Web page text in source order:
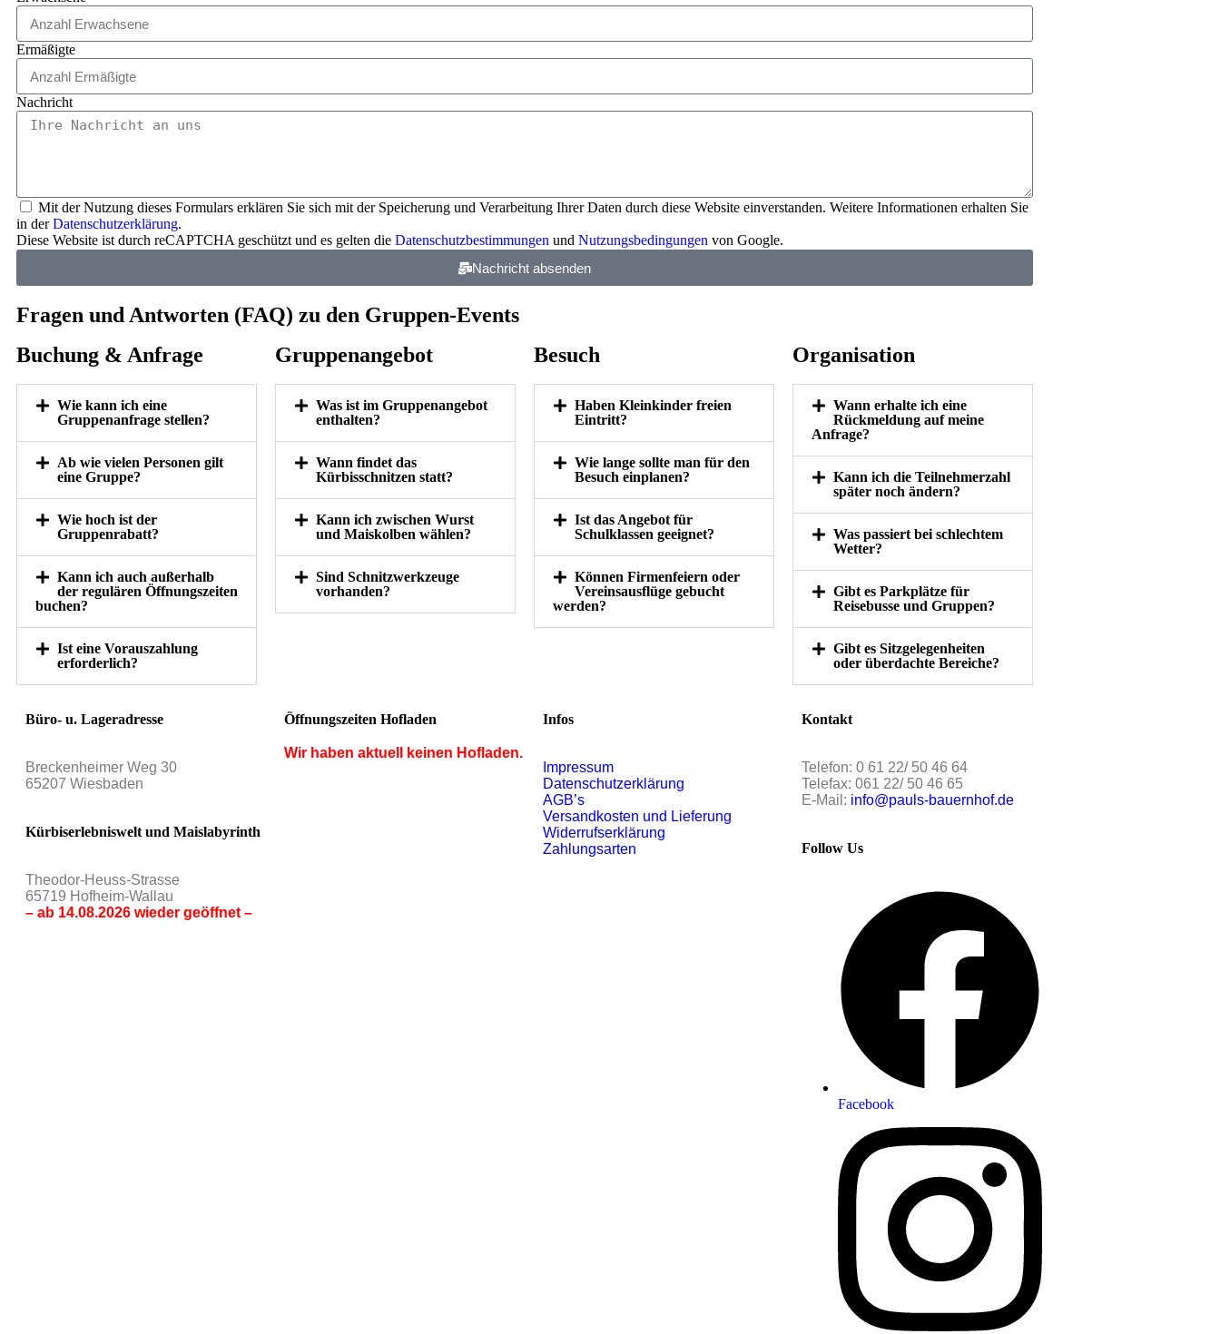
Ermäßigte
Nachricht
Mit der Nutzung dieses Formulars erklären Sie sich mit der Speicherung und Verarbeitung Ihrer Daten durch diese Website einverstanden. Weitere Informationen erhalten Sie
in derDatenschutzerklärung.
Diese Website ist durch reCAPTCHA geschützt und es gelten die Datenschutzbestimmungen und Nutzungsbedingungen von Google.
Nachricht absenden
Fragen und Antworten (FAQ) zu den Gruppen-Events
Buchung & Anfrage
Wie kann ich eine
Gruppenanfrage stellen?
Ab wie vielen Personen gilt
eine Gruppe?
Wie hoch ist der
Gruppenrabatt?
Kann ich auch außerhalb
der regulären Öffnungszeiten
buchen?
Ist eine Vorauszahlung
erforderlich?
Gruppenangebot
Was ist im Gruppenangebot
enthalten?
Wann findet das
Kürbisschnitzen statt?
Kann ich zwischen Wurst
und Maiskolben wählen?
Sind Schnitzwerkzeuge
vorhanden?
Besuch
Haben Kleinkinder freien
Eintritt?
Wie lange sollte man für den
Besuch einplanen?
Ist das Angebot für
Schulklassen geeignet?
Können Firmenfeiern oder
Vereinsausflüge gebucht
werden?
Organisation
Wann erhalte ich eine
Rückmeldung auf meine
Anfrage?
Kann ich die Teilnehmerzahl
später noch ändern?
Was passiert bei schlechtem
Wetter?
Gibt es Parkplätze für
Reisebusse und Gruppen?
Gibt es Sitzgelegenheiten
oder überdachte Bereiche?
Büro- u. Lageradresse
Breckenheimer Weg 30
65207 Wiesbaden
Kürbiserlebniswelt und Maislabyrinth
Theodor-Heuss-Strasse
65719 Hofheim-Wallau
– ab 14.08.2026 wieder geöffnet –
Öffnungszeiten Hofladen
Wir haben aktuell keinen Hofladen.
Infos
Impressum
Datenschutzerklärung
AGB’s
Versandkosten und Lieferung
Widerrufserklärung
Zahlungsarten
Kontakt
Telefon: 0 61 22/ 50 46 64
Telefax: 061 22/ 50 46 65
E-Mail: info@pauls-bauernhof.de
Follow Us
Facebook